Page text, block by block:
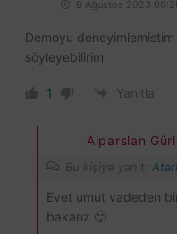
8 Ağustos 2023
Demoyu
söyleyebilirim
1 Yanıtla
Alparslan
Bu kişiye yanıt:
Evet umut vadeden
bakarız 🙂